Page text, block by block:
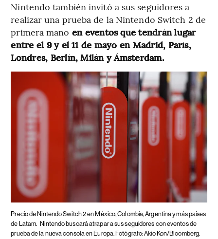
Nintendo también invitó a sus seguidores a
realizar una prueba de la Nintendo Switch 2 de
primera mano en eventos que tendrán lugar
entre el 9 y el 11 de mayo en Madrid, París,
Londres, Berlín, Milán y Ámsterdam.
Precio de Nintendo Switch 2 en México, Colombia, Argentina y más países
de Latam. Nintendo buscará atrapar a sus seguidores con eventos de
prueba de la nueva consola en Europa. Fotógrafo: Akio Kon/Bloomberg.